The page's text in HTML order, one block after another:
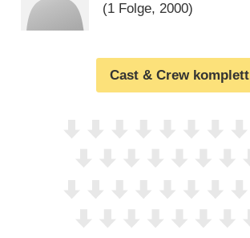
(1 Folge, 2000)
Cast & Crew komplett